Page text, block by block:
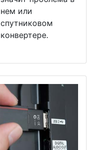
нем или
спутниковом
конвертере.